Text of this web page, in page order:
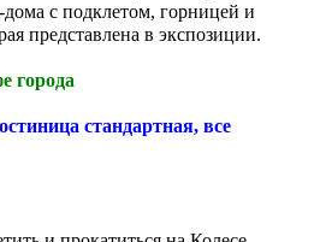
с подклетом, горницей и
представлена в экспозиции.
города
стандартная, все